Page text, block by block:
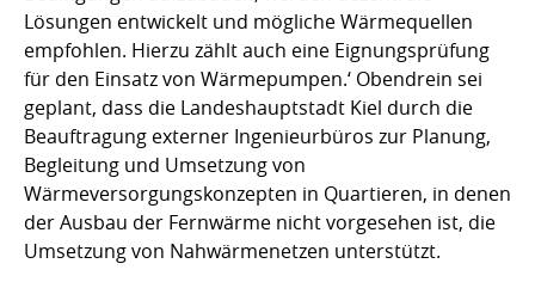
Lösungen entwickelt und mögliche Wärmequellen
empfohlen. Hierzu zählt auch eine Eignungsprüfung
für den Einsatz von Wärmepumpen.‘ Obendrein sei
geplant, dass die Landeshauptstadt Kiel durch die
Beauftragung externer Ingenieurbüros zur Planung,
Begleitung und Umsetzung von
Wärmeversorgungskonzepten in Quartieren, in denen
der Ausbau der Fernwärme nicht vorgesehen ist, die
Umsetzung von Nahwärmenetzen unterstützt.